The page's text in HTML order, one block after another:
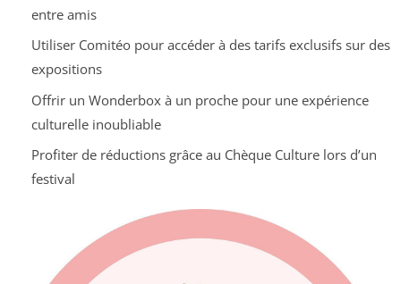
entre amis
Utiliser Comitéo pour accéder à des tarifs exclusifs sur des
expositions
Offrir un Wonderbox à un proche pour une expérience
culturelle inoubliable
Profiter de réductions grâce au Chèque Culture lors d’un
festival